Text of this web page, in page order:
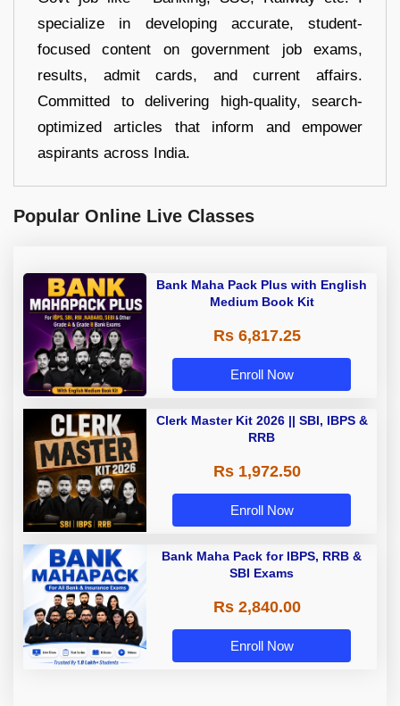
specialize in developing accurate, student-
focused content on government job exams,
results, admit cards, and current affairs.
Committed to delivering high-quality, search-
optimized articles that inform and empower
aspirants across India.
Popular Online Live Classes
Bank Maha Pack Plus with English
Medium Book Kit
Rs 6,817.25
Enroll Now
Clerk Master Kit 2026 || SBI, IBPS &
RRB
Rs 1,972.50
Enroll Now
Bank Maha Pack for IBPS, RRB &
SBI Exams
Rs 2,840.00
Enroll Now